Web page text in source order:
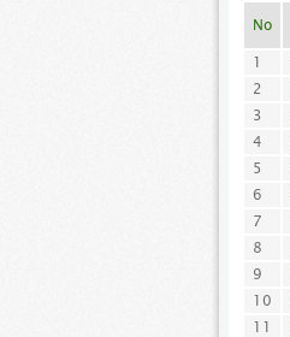
No
1
2
3
4
5
6
7
8
9
10
11